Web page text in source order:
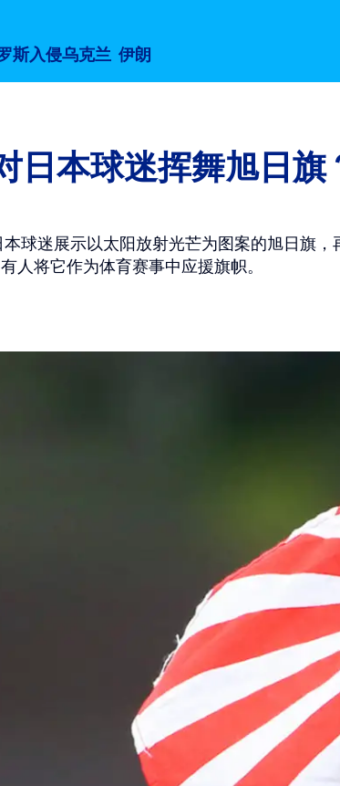
斯入侵乌克兰 伊朗
日本球迷挥舞旭日旗
球迷展示以太阳放射光芒为图案的旭日旗
人将它作为体育赛事中应援旗帜。